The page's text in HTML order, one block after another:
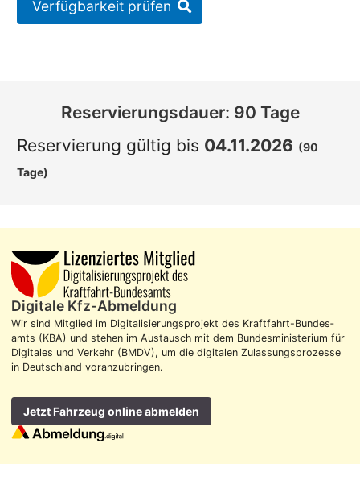
Verfügbarkeit prüfen
Reservierungsdauer: 90 Tage
Reservierung gültig bis 04.11.2026 (90
Tage)
Digitale Kfz-Abmeldung
Wir sind Mitglied im Digitalisierungs­projekt des Kraft­fahrt-Bundes­
amts (KBA) und stehen im Aus­tausch mit dem Bundes­ministerium für
Digitales und Verkehr (BMDV), um die digitalen Zulassungs­prozesse
in Deutschland voran­zubringen.
Jetzt Fahrzeug online abmelden